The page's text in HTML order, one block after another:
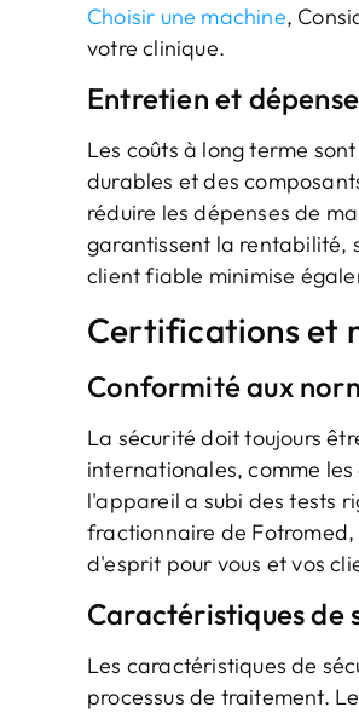
Choisir une machine,
votre clinique.
Entretien et
Les coûts à long terme
durables et des
réduire les dépenses de
garantissent la rentabilité,
client fiable minimise
Certifications et
Conformité aux
La sécurité doit toujours
internationales, comme
l'appareil a subi des tests
fractionnaire de
d'esprit pour vous et vos
Caractéristiques de
Les caractéristiques de
processus de traitement.